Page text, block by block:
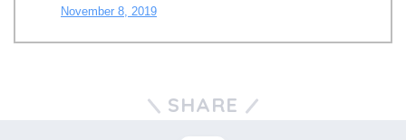
November 8, 2019
SHARE